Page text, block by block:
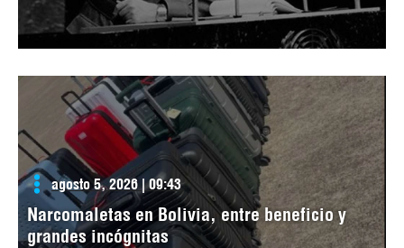
agosto 5, 2026 | 09:43
Narcomaletas en Bolivia, entre beneficio y
grandes incógnitas